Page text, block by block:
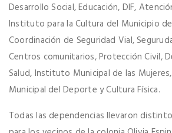
Desarrollo Social, Educación, DIF,
Instituto para la Cultura del Municipio de
Coordinación de Seguridad Vial,
Centros comunitarios, Protección Civil,
Salud, Instituto Municipal de las
Municipal del Deporte y Cultura Física.
Todas las dependencias llevaron